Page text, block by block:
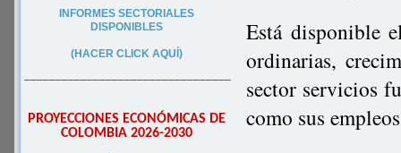
INFORMES SECTORIALES
DISPONIBLES
(HACER CLICK AQUÍ)
–––––––––––––––––––––––––––––––––
PROYECCIONES ECONÓMICAS DE
COLOMBIA 2026-2030
Está disponible
ordinarias,
sector servicios
como sus